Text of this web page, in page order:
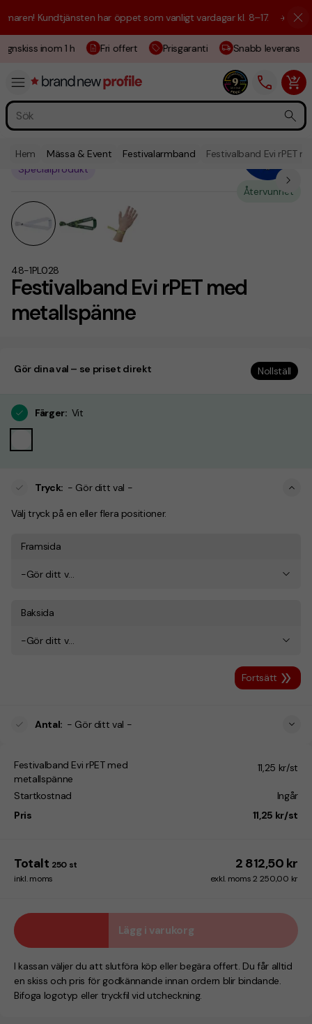
Kundtjänsten har öppet som vanligt vardagar kl. 8–17. ☀️ Vi är här
inom 1 h Fri offert Prisgaranti Snabb leverans
Hem Mässa & Event Festivalarmband Festivalband Evi rPET
Festivalband Evi rPET med
metallspänne
48-1PL028
Återvunnet
Specialprodukt
Gör dina val – se priset direkt Nollställ
Färger: Vit
Tryck: - Gör ditt val -
Välj tryck på en eller flera positioner.
Framsida
-Gör ditt val-
Baksida
-Gör ditt val-
Fortsätt
Antal: - Gör ditt val -
Festivalband Evi rPET med
metallspänne
11,25 kr/st
Startkostnad
Ingår
Pris
11,25 kr/st
Totalt 250 st 2 812,50 kr
inkl. moms exkl. moms 2 250,00 kr
Lägg i varukorg
I kassan väljer du att slutföra köp eller begära offert. Du får alltid
en skiss och pris för godkännande innan ordern blir bindande.
Bifoga logotyp eller tryckfil vid utcheckning.